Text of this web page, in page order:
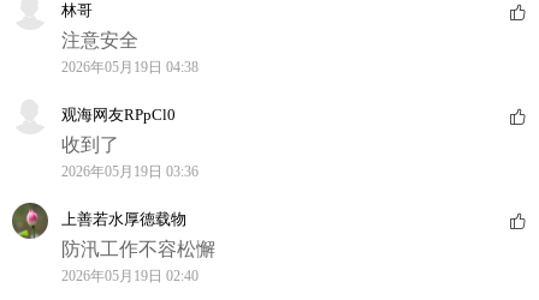
林哥
注意安全
2026年05月19日 04:38
观海网友RPpCl0
收到了
2026年05月19日 03:36
上善若水厚德载物
防汛工作不容松懈
2026年05月19日 02:40